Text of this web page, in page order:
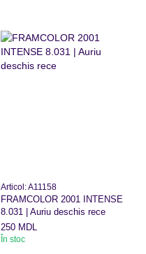
Articol: A11158
FRAMCOLOR 2001 INTENSE
8.031 | Auriu deschis rece
250 MDL
În stoc